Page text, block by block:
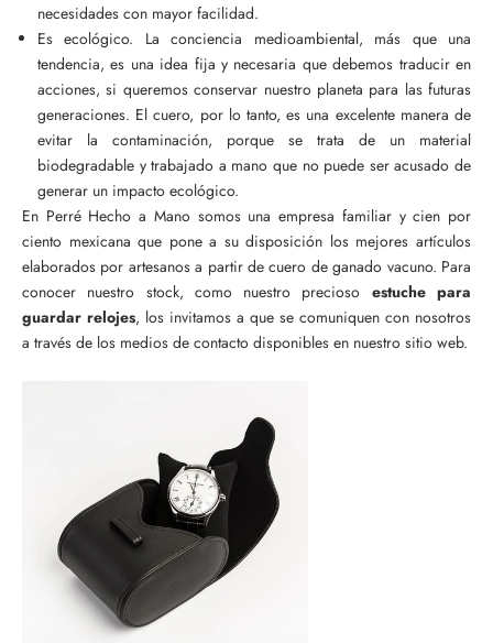
necesidades con mayor facilidad.
Es ecológico. La conciencia medioambiental, más que una
tendencia, es una idea fija y necesaria que debemos traducir en
acciones, si queremos conservar nuestro planeta para las futuras
generaciones. El cuero, por lo tanto, es una excelente manera de
evitar la contaminación, porque se trata de un material
biodegradable y trabajado a mano que no puede ser acusado de
generar un impacto ecológico.
En Perré Hecho a Mano somos una empresa familiar y cien por
ciento mexicana que pone a su disposición los mejores artículos
elaborados por artesanos a partir de cuero de ganado vacuno. Para
conocer nuestro stock, como nuestro precioso estuche para
guardar relojes, los invitamos a que se comuniquen con nosotros
a través de los medios de contacto disponibles en nuestro sitio web.